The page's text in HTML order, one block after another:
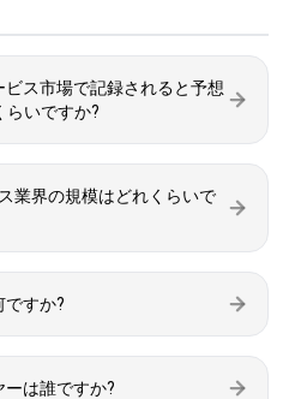
ス市場で記録されると予想
らいですか?
業界の規模はどれくらいで
ですか?
は誰ですか?